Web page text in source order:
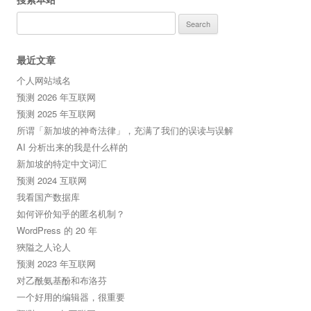
for:
最近文章
个人网站域名
预测 2026 年互联网
预测 2025 年互联网
所谓「新加坡的神奇法律」，充满了我们的误读与误解
AI 分析出来的我是什么样的
新加坡的特定中文词汇
预测 2024 互联网
我看国产数据库
如何评价知乎的匿名机制？
WordPress 的 20 年
狹隘之人论人
预测 2023 年互联网
对乙酰氨基酚和布洛芬
一个好用的编辑器，很重要